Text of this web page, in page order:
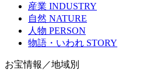
産業 INDUSTRY
自然 NATURE
人物 PERSON
物語・いわれ STORY
お宝情報／地域別